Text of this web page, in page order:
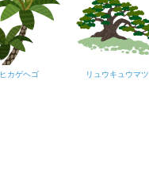
ヒカゲヘゴ リュウキュウマツ